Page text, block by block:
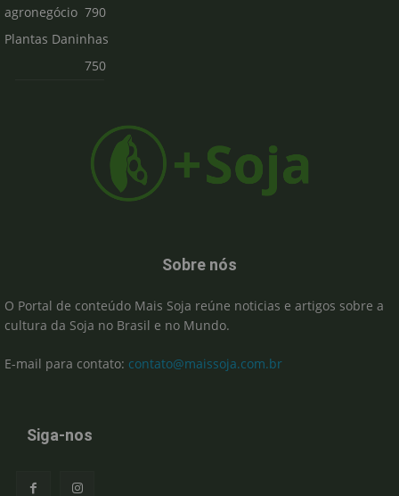
agronegócio 790
Plantas Daninhas
750
Sobre nós
O Portal de conteúdo Mais Soja reúne noticias e artigos sobre a
cultura da Soja no Brasil e no Mundo.
E-mail para contato: contato@maissoja.com.br
Siga-nos